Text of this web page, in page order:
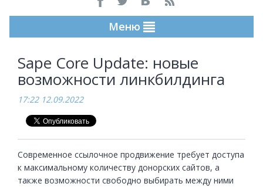
Меню
Sape Core Update: новые
возможности линкбилдинга
17:22 12.09.2022
Современное ссылочное продвижение требует доступа
к максимальному количеству донорских сайтов, а
также возможности свободно выбирать между ними